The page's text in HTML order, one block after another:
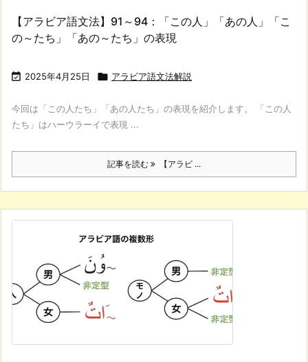
【アラビア語文法】91～94：「この人」「あの人」「こ
の～たち」「あの～たち」の表現
 2025年4月25日  アラビア語文法解説
今回は「この人たち」「あの人たち」の表現を紹介します。 「この人
たち」はハーウラーイで表現 ...
記事を読む 【アラビ ...